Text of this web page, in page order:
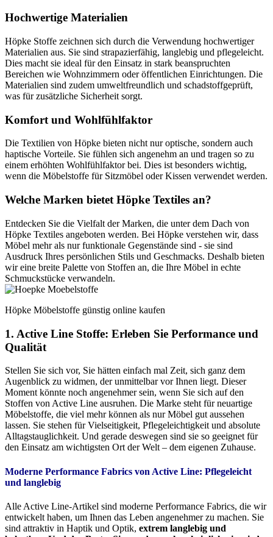
Hochwertige Materialien
Höpke Stoffe zeichnen sich durch die Verwendung hochwertiger
Materialien aus. Sie sind strapazierfähig, langlebig und pflegeleicht.
Dies macht sie ideal für den Einsatz in stark beanspruchten
Bereichen wie Wohnzimmern oder öffentlichen Einrichtungen. Die
Materialien sind zudem umweltfreundlich und schadstoffgeprüft,
was für zusätzliche Sicherheit sorgt.
Komfort und Wohlfühlfaktor
Die Textilien von Höpke bieten nicht nur optische, sondern auch
haptische Vorteile. Sie fühlen sich angenehm an und tragen so zu
einem erhöhten Wohlfühlfaktor bei. Dies ist besonders wichtig,
wenn die Möbelstoffe für Sitzmöbel oder Kissen verwendet werden.
Welche Marken bietet Höpke Textiles an?
Entdecken Sie die Vielfalt der Marken, die unter dem Dach von
Höpke Textiles angeboten werden. Bei Höpke verstehen wir, dass
Möbel mehr als nur funktionale Gegenstände sind - sie sind
Ausdruck Ihres persönlichen Stils und Geschmacks. Deshalb bieten
wir eine breite Palette von Stoffen an, die Ihre Möbel in echte
Schmuckstücke verwandeln.
Höpke Möbelstoffe günstig online kaufen
1. Active Line Stoffe: Erleben Sie Performance und
Qualität
Stellen Sie sich vor, Sie hätten einfach mal Zeit, sich ganz dem
Augenblick zu widmen, der unmittelbar vor Ihnen liegt. Dieser
Moment könnte noch angenehmer sein, wenn Sie sich auf den
Stoffen von Active Line ausruhen. Die Marke steht für neuartige
Möbelstoffe, die viel mehr können als nur Möbel gut aussehen
lassen. Sie stehen für Vielseitigkeit, Pflegeleichtigkeit und absolute
Alltagstauglichkeit. Und gerade deswegen sind sie so geeignet für
den Einsatz am wichtigsten Ort der Welt – dem eigenen Zuhause.
Moderne Performance Fabrics von Active Line: Pflegeleicht
und langlebig
Alle Active Line-Artikel sind moderne Performance Fabrics, die wir
entwickelt haben, um Ihnen das Leben angenehmer zu machen. Sie
sind attraktiv in Haptik und Optik, extrem langlebig und